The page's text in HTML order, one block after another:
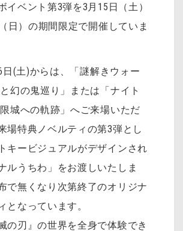
イベント第3弾を3月15日（土）
日）の期間限定で開催していま
日(土)からは、「謎解きウォー
幻の鬼巡り」または「ナイト
城への軌跡」へご来場いただ
場特典ノベルティの第3弾とし
キービジュアルがデザインされ
ルうちわ」をお渡しいたしま
で無くなり次第終了のオリジナ
となっています。
の刃』の世界を全身で体験でき